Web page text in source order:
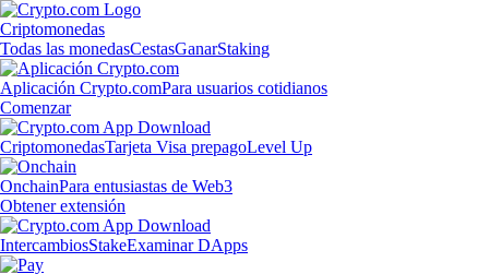
Criptomonedas
Todas las monedasCestasGanarStaking
Aplicación Crypto.comPara usuarios cotidianos
Comenzar
CriptomonedasTarjeta Visa prepagoLevel Up
OnchainPara entusiastas de Web3
Obtener extensión
IntercambiosStakeExaminar DApps